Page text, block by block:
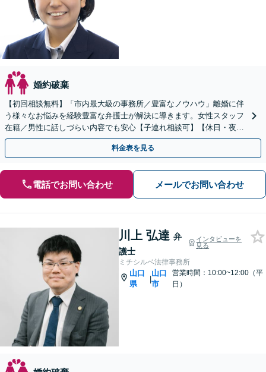
婚約破棄
【初回相談無料】「市内最大級の事務所／豊富なノウハウ」離婚に伴
う様々なお悩みを経験豊富な弁護士が解決に導きます。女性スタッフ
在籍／男性に話しづらい内容でも安心【子連れ相談可】【休日・夜間
相談可】
料金表を見る
電話でお問い合わせ メールでお問い合わせ
川上 弘達 弁
護士
インタビューを
見る
ミチシルベ法律事務所
山口
県
|
山口
市
営業時間：10:00~12:00（平
日）